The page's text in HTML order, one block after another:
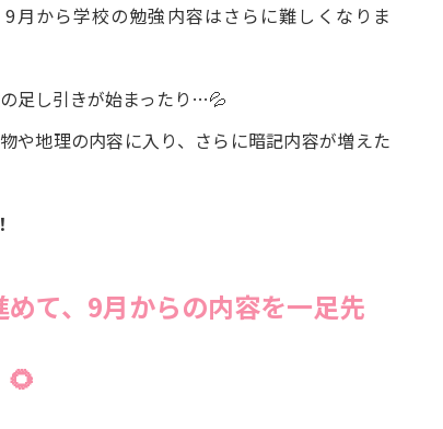
月から学校の勉強内容はさらに難しくなりま
足し引きが始まったり…💦
や地理の内容に入り、さらに暗記内容が増えた
て、9月からの内容を一足先